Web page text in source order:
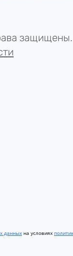
защищены.
данных на условиях